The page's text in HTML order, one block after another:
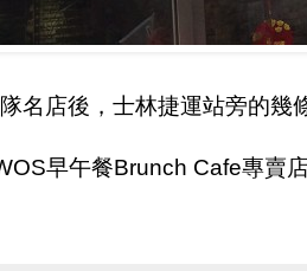
名店後，士林捷運站旁的幾
早午餐Brunch Cafe專賣